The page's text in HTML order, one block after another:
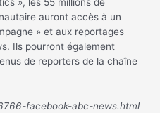
», les 55 millions de
auront accès à un
» et aux reportages
Ils pourront également
de reporters de la chaîne
facebook-abc-news.html